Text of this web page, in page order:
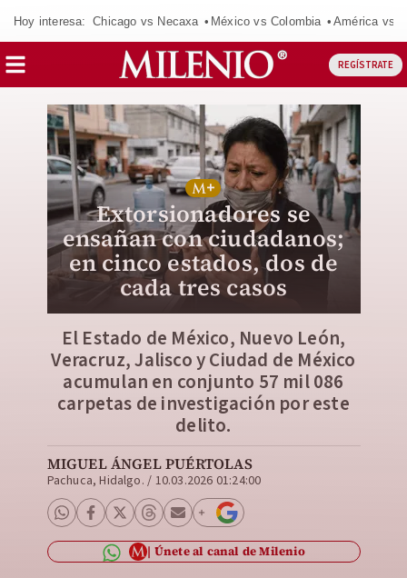
Hoy interesa: Chicago vs Necaxa México vs Colombia América vs
REGÍSTRATE
Extorsionadores se
ensañan con ciudadanos;
en cinco estados, dos de
cada tres casos
El Estado de México, Nuevo León,
Veracruz, Jalisco y Ciudad de México
acumulan en conjunto 57 mil 086
carpetas de investigación por este
delito.
MIGUEL ÁNGEL PUÉRTOLAS
Pachuca, Hidalgo. / 10.03.2026 01:24:00
Únete al canal de Milenio